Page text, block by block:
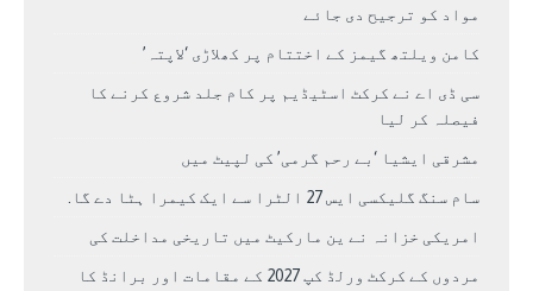
مواد کو ترجیح دی جائے
کامن ویلتھ گیمز کے اختتام پر کھلاڑی ‘لاپتہ’
سی ڈی اے نے کرکٹ اسٹیڈیم پر کام جلد شروع کرنے کا
فیصلہ کر لیا
مشرقی ایشیا ‘بے رحم گرمی’ کی لپیٹ میں
سام سنگ گلیکسی ایس 27 الٹرا سے ایک کیمرا ہٹا دے گا.
امریکی خزانہ نے ین مارکیٹ میں تاریخی مداخلت کی
مردوں کے کرکٹ ورلڈ کپ 2027 کے مقامات اور برانڈ کا